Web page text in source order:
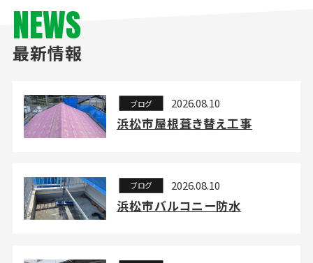
NEWS
最新情報
ブログ 2026.08.10
浜松市屋根葺き替え工事
ブログ 2026.08.10
浜松市バルコニー防水